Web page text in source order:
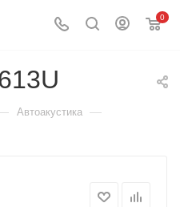
0
Автоакустика —